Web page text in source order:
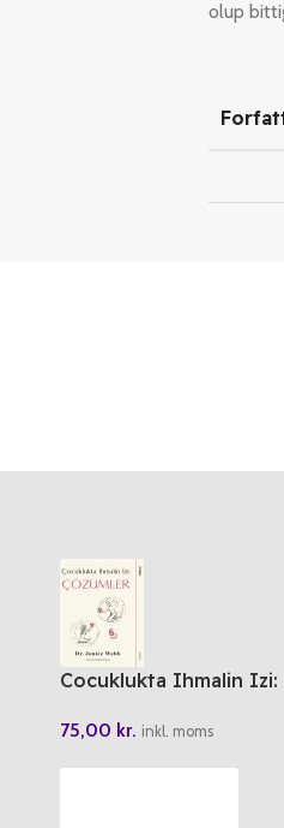
olup
Cocuklukta Ihmalin Izi:
75,00 kr. inkl. moms